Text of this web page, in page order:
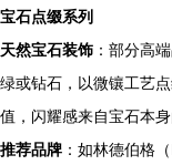
宝石点缀系列
天然宝石装饰 ：部分高
绿或钻石，以微镶工艺
值，闪耀感来自宝石本身
推荐品牌 ：如林德伯格